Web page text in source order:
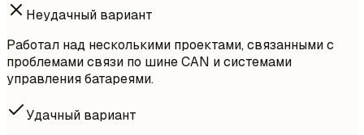
Неудачный вариант
Работал над несколькими проектами, связанными с
проблемами связи по шине CAN и системами
управления батареями.
Удачный вариант